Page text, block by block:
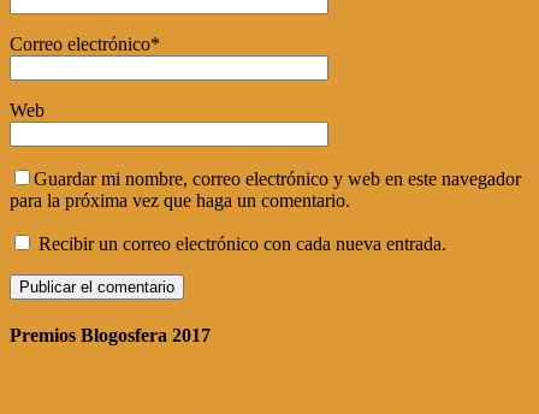
Correo electrónico*
Web
Guardar mi nombre, correo electrónico y web en este navegador
para la próxima vez que haga un comentario.
Recibir un correo electrónico con cada nueva entrada.
Premios Blogosfera 2017